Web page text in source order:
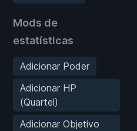
Mods de
estatísticas
Adicionar Poder
Adicionar HP
(Quartel)
Adicionar Objetivo